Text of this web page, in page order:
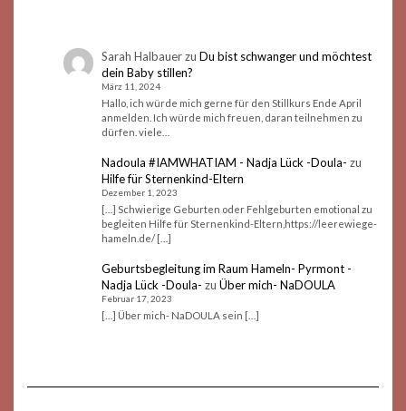
Sarah HalbauerzuDu bist schwanger und möchtest
dein Baby stillen?
März 11, 2024
Hallo, ich würde mich gerne für den Stillkurs Ende April
anmelden. Ich würde mich freuen, daran teilnehmen zu
dürfen. viele…
Nadoula #IAMWHATIAM - Nadja Lück -Doula- zu
Hilfe für Sternenkind-Eltern
Dezember 1, 2023
[…] Schwierige Geburten oder Fehlgeburten emotional zu
begleiten Hilfe für Sternenkind-Eltern,https://leerewiege-
hameln.de/ […]
Geburtsbegleitung im Raum Hameln- Pyrmont -
Nadja Lück -Doula- zuÜber mich- NaDOULA
Februar 17, 2023
[…] Über mich- NaDOULA sein […]